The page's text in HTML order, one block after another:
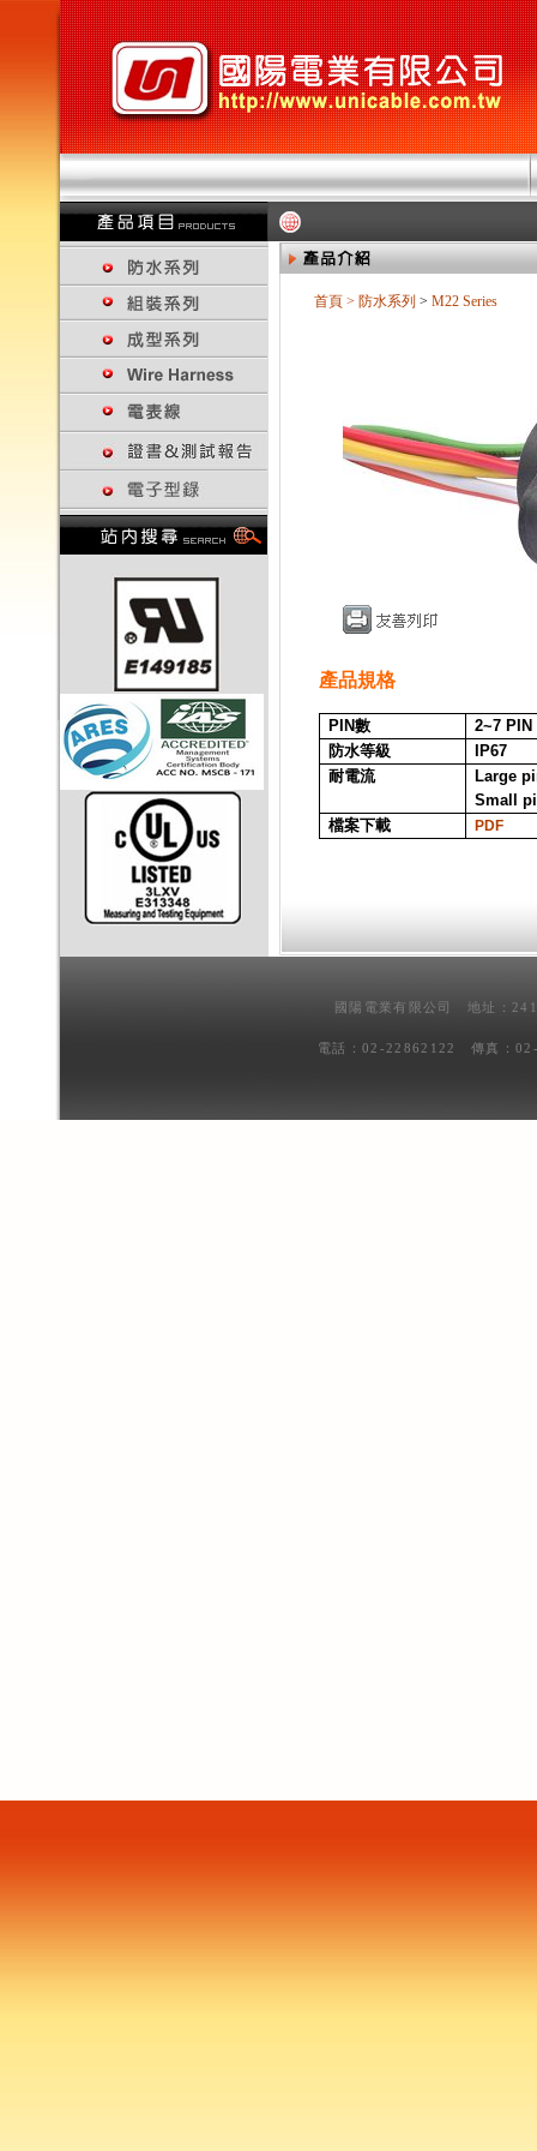
首頁 > 防水系列 > M22 Series
產品規格
PIN數 2~7 PIN
防水等級
IP67
耐電流
Large
Small
檔案下載
PDF
國陽電業有限公司 地址：
電話：02-22862122 傳真：